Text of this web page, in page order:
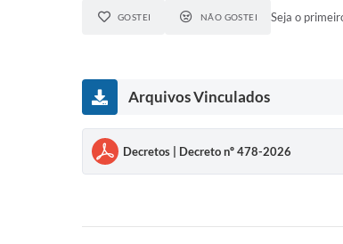
GOSTEI NÃO GOSTEI Seja o
Arquivos Vinculados
Decretos | Decreto nº 478-2026